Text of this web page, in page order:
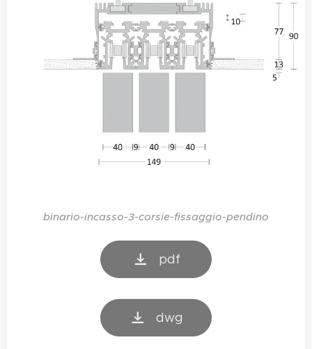
binario-incasso-3-corsie-fissaggio-pendino
pdf
dwg